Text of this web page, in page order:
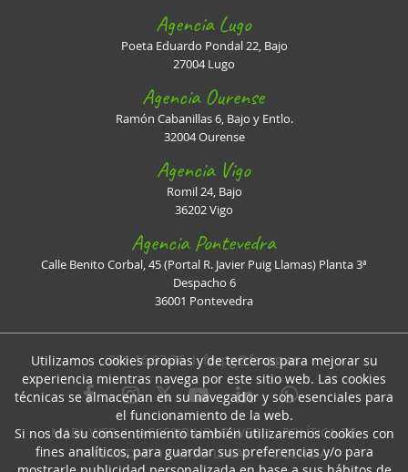
Agencia Lugo
Poeta Eduardo Pondal 22, Bajo
27004 Lugo
Agencia Ourense
Ramón Cabanillas 6, Bajo y Entlo.
32004 Ourense
Agencia Vigo
Romil 24, Bajo
36202 Vigo
Agencia Pontevedra
Calle Benito Corbal, 45 (Portal R. Javier Puig Llamas) Planta 3ª
Despacho 6
36001 Pontevedra
981 16 93 36 Ifaxpg@faxpg.es
MAPA WEBIACCESIBILIDAD WEBIPOLÍTICA DE
PRIVACIDADIAVISO LEGALILICENCIA
Utilizamos cookies propias y de terceros para mejorar su
experiencia mientras navega por este sitio web. Las cookies
técnicas se almacenan en su navegador y son esenciales para
el funcionamiento de la web.
Si nos da su consentimiento también utilizaremos cookies con
fines analíticos, para guardar sus preferencias y/o para